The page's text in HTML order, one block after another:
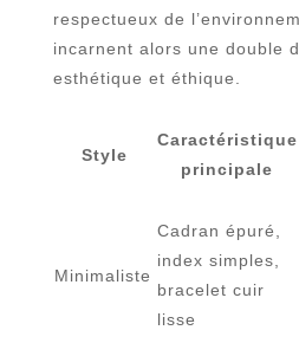
respectueux de
incarnent alors une double
esthétique et éthique.
Style
Caractéristique
principale
Minimaliste
Cadran épuré,
index simples,
bracelet cuir
lisse